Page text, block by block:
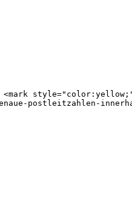
postleitzahlen-